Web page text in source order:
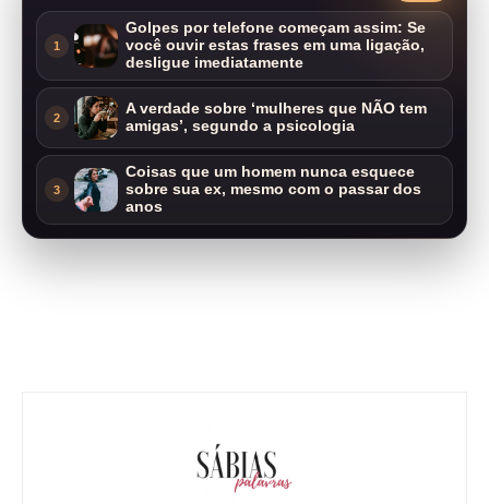
1
Golpes por telefone começam assim: Se
você ouvir estas frases em uma ligação,
desligue imediatamente
2
A verdade sobre ‘mulheres que NÃO tem
amigas’, segundo a psicologia
3
Coisas que um homem nunca esquece
sobre sua ex, mesmo com o passar dos
anos